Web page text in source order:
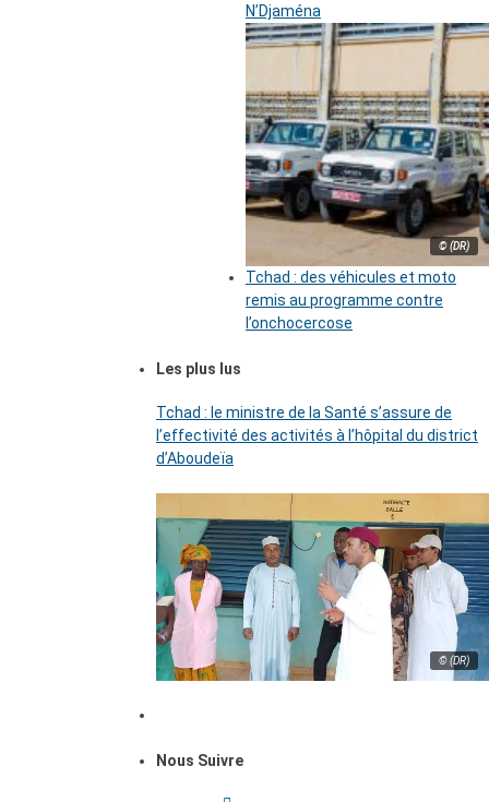
N’Djaména
© (DR)
Tchad : des véhicules et moto
remis au programme contre
l’onchocercose
Les plus lus
Tchad : le ministre de la Santé s’assure de
l’effectivité des activités à l’hôpital du district
d’Aboudeïa
© (DR)
Nous Suivre